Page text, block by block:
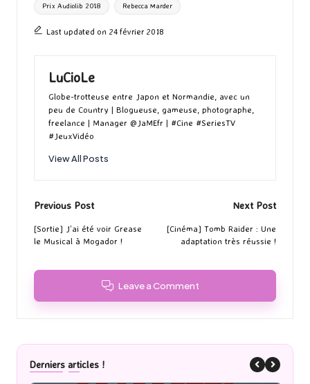
Prix Audiolib 2018 Rebecca Marder
Last updated on 24 février 2018
LuCioLe
Globe-trotteuse entre Japon et Normandie, avec un
peu de Country | Blogueuse, gameuse, photographe,
freelance | Manager @JaMEfr | #Cine #SeriesTV
#JeuxVidéo
View All Posts
Post
navigation
Previous Post
[Sortie] J’ai été voir Grease
le Musical à Mogador !
Next Post
[Cinéma] Tomb Raider : Une
adaptation très réussie !
Leave a Comment
Derniers articles !